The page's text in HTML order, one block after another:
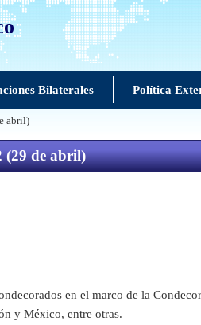
Bilaterales Política
abril)
(29 de abril)
en el marco de la
y México, entre otras.